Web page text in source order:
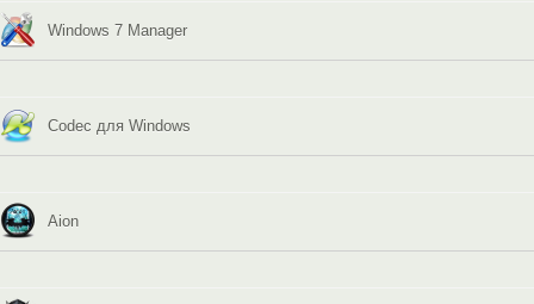
Windows 7 Manager
Codec для Windows
Aion